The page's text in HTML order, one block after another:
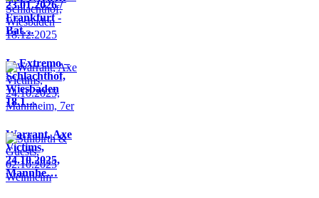
23.01.2026 /
Frankfurt -
Bat…
In Extremo –
Schlachthof,
Wiesbaden
18.1…
Warrant, Axe
Victims,
24.10.2025,
Mannhe…